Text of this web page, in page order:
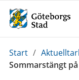
Du
är
Start /
Sommarstängt